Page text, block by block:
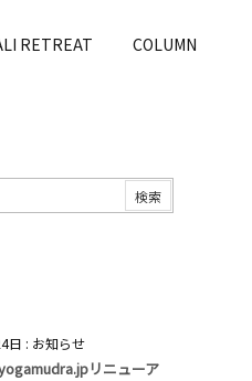
RETREAT COLUMN
日 : お知らせ
リニューア